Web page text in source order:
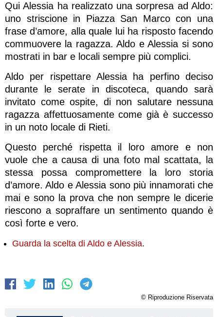
Qui Alessia ha realizzato una sorpresa ad Aldo:
uno striscione in Piazza San Marco con una
frase d’amore, alla quale lui ha risposto facendo
commuovere la ragazza. Aldo e Alessia si sono
mostrati in bar e locali sempre più complici.
Aldo per rispettare Alessia ha perfino deciso
durante le serate in discoteca, quando sarà
invitato come ospite, di non salutare nessuna
ragazza affettuosamente come già è successo
in un noto locale di Rieti.
Questo perché rispetta il loro amore e non
vuole che a causa di una foto mal scattata, la
stessa possa compromettere la loro storia
d’amore. Aldo e Alessia sono più innamorati che
mai e sono la prova che non sempre le dicerie
riescono a sopraffare un sentimento quando è
così forte e vero.
Guarda la scelta di Aldo e Alessia.
© Riproduzione Riservata